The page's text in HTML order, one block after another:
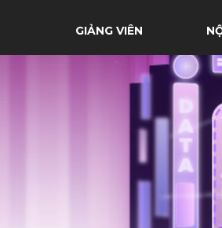
GIẢNG VIÊN